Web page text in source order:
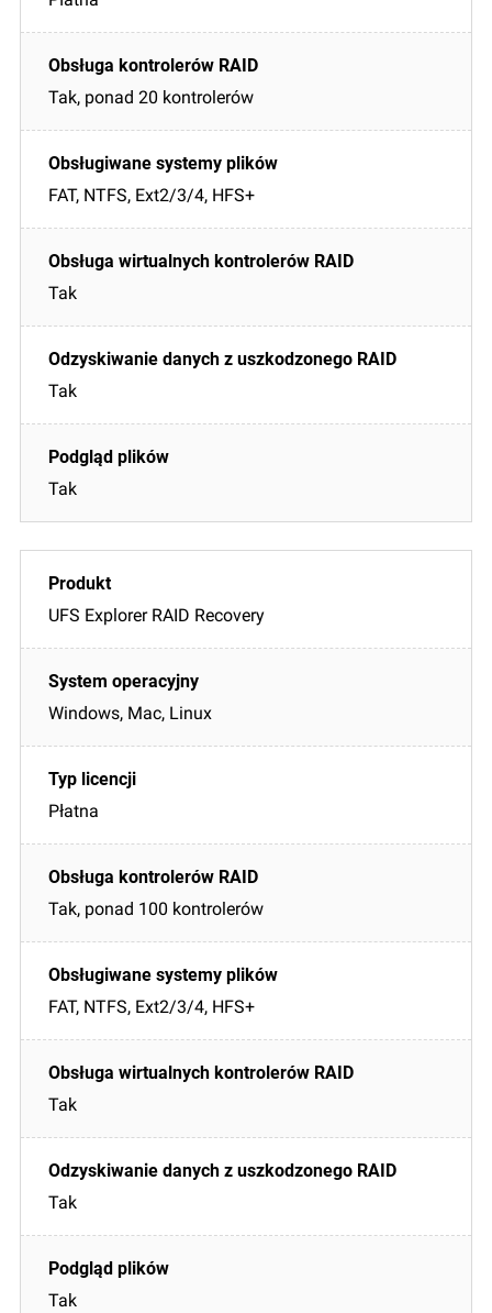
Tak, ponad 20 kontrolerów
FAT, NTFS, Ext2/3/4, HFS+
Tak
Tak
Tak
UFS Explorer RAID Recovery
Windows, Mac, Linux
Płatna
Tak, ponad 100 kontrolerów
FAT, NTFS, Ext2/3/4, HFS+
Tak
Tak
Tak